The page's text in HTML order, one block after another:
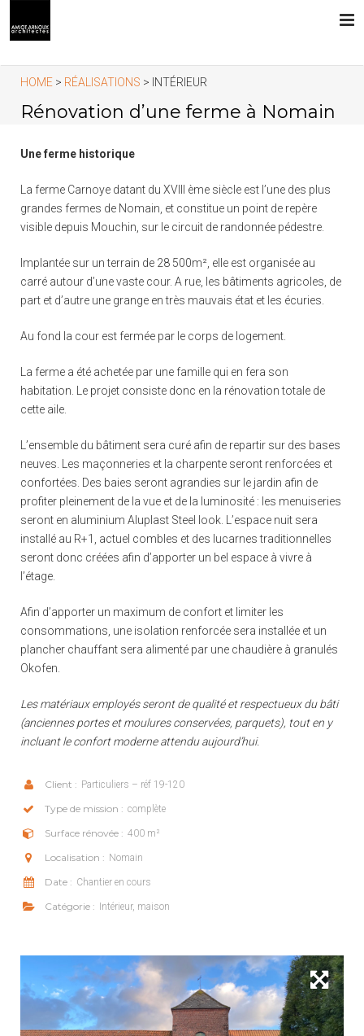
L’AGENCE
PRESTATIONS
RÉALISATIONS
CONTACT
HOME > RÉALISATIONS > INTÉRIEUR
Rénovation d’une ferme à Nomain
Une ferme historique
La ferme Carnoye datant du XVIII ème siècle est l’une des plus
grandes fermes de Nomain, et constitue un point de repère
visible depuis Mouchin, sur le circuit de randonnée pédestre.
Implantée sur un terrain de 28 500m², elle est organisée au
carré autour d’une vaste cour. A rue, les bâtiments agricoles, de
part et d’autre une grange en très mauvais état et les écuries.
Au fond la cour est fermée par le corps de logement.
La ferme a été achetée par une famille qui en fera son
habitation. Le projet consiste donc en la rénovation totale de
cette aile.
L’ensemble du bâtiment sera curé afin de repartir sur des bases
neuves. Les maçonneries et la charpente seront renforcées et
confortées. Des baies seront agrandies sur le jardin afin de
profiter pleinement de la vue et de la luminosité : les menuiseries
seront en aluminium Aluplast Steel look. L’espace nuit sera
installé au R+1, actuel combles et des lucarnes traditionnelles
seront donc créées afin d’apporter un bel espace à vivre à
l’étage.
Afin d’apporter un maximum de confort et limiter les
consommations, une isolation renforcée sera installée et un
plancher chauffant sera alimenté par une chaudière à granulés
Okofen.
Les matériaux employés seront de qualité et respectueux du bâti
(anciennes portes et moulures conservées, parquets), tout en y
incluant le confort moderne attendu aujourd’hui.
Client : Particuliers – réf 19-120
Type de mission : complète
Surface rénovée : 400 m²
Localisation : Nomain
Date : Chantier en cours
Catégorie : Intérieur, maison